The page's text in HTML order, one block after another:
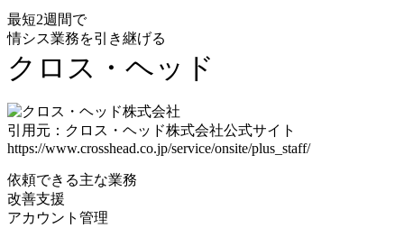
最短2週間で
情シス業務を引き継げる
クロス・ヘッド
引用元：クロス・ヘッド株式会社公式サイト
https://www.crosshead.co.jp/service/onsite/plus_staff/
依頼できる主な業務
改善支援
アカウント管理